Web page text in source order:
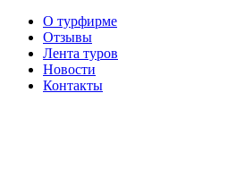
О турфирме
Отзывы
Лента туров
Новости
Контакты